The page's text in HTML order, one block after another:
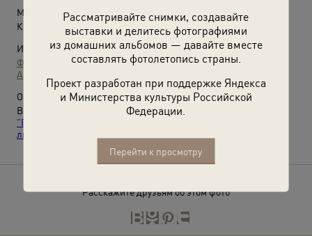
Рассматривайте снимки, создавайте
выставки и делитесь фотографиями
из домашних альбомов — давайте вместе
составлять фотолетопись страны.
Проект разработан при поддержке Яндекса
и Министерства культуры Российской
Федерации.
Перейти к просмотру
Место съемки:
Крымская АССР, г. Севастополь
Источники:
Фотографии пользователей russiainphoto.ru
Архив Галины Габнис
О фотографии:
Выставки
«Моряки Черноморского флота»
"Гордость русских моряков"»
лицах»
Расскажите друзьям об этом фото